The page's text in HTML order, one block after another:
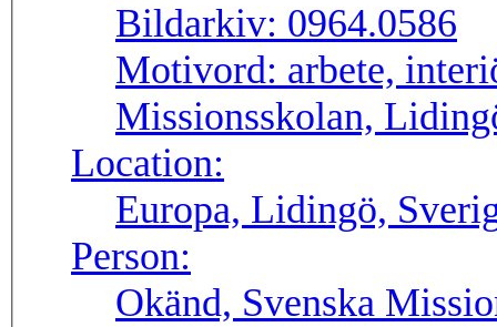
Bildarkiv: 0964.0586
Motivord: arbete,
Missionsskolan,
Location:
Europa, Lidingö,
Person:
Okänd, Svenska